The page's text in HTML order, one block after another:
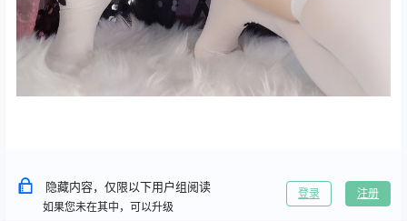
隐藏内容，仅限以下用户组阅读
如果您未在其中，可以升级
登录 注册